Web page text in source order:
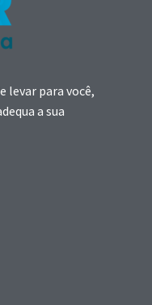
levar para você,
a sua